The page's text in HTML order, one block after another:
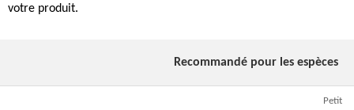
votre produit.
Recommandé pour les espèces
Petit